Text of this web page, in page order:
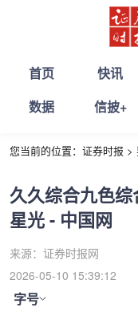
首页 快讯
数据
信披+
您当前的位置： 证券时报 >
久久综合九色
星光 - 中国网
来源： 证券时报网
2026-05-10 15:39:12
字号